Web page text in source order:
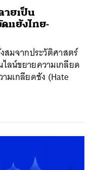
ายเป็น
แย้งไทย-
สมจากประวัติศาสตร์
ลน์ขยายความเกลียด
มเกลียดชัง (Hate